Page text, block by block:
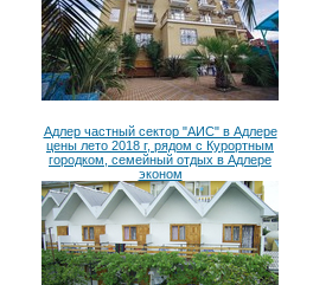
Адлер частный сектор "АИС" в Адлере
цены лето 2018 г, рядом с Курортным
городком, семейный отдых в Адлере
эконом